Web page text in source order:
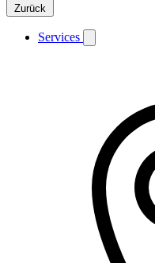
Zurück
Services